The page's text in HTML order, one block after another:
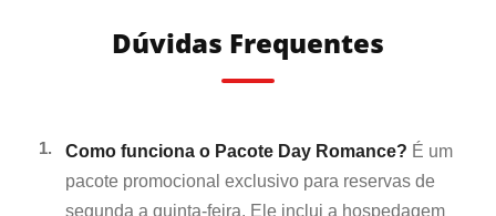
Dúvidas Frequentes
1. Como funciona o Pacote Day Romance? É um
pacote promocional exclusivo para reservas de
segunda a quinta-feira. Ele inclui a hospedagem